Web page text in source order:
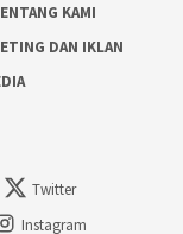
KAMI
DAN IKLAN
Twitter
Instagram